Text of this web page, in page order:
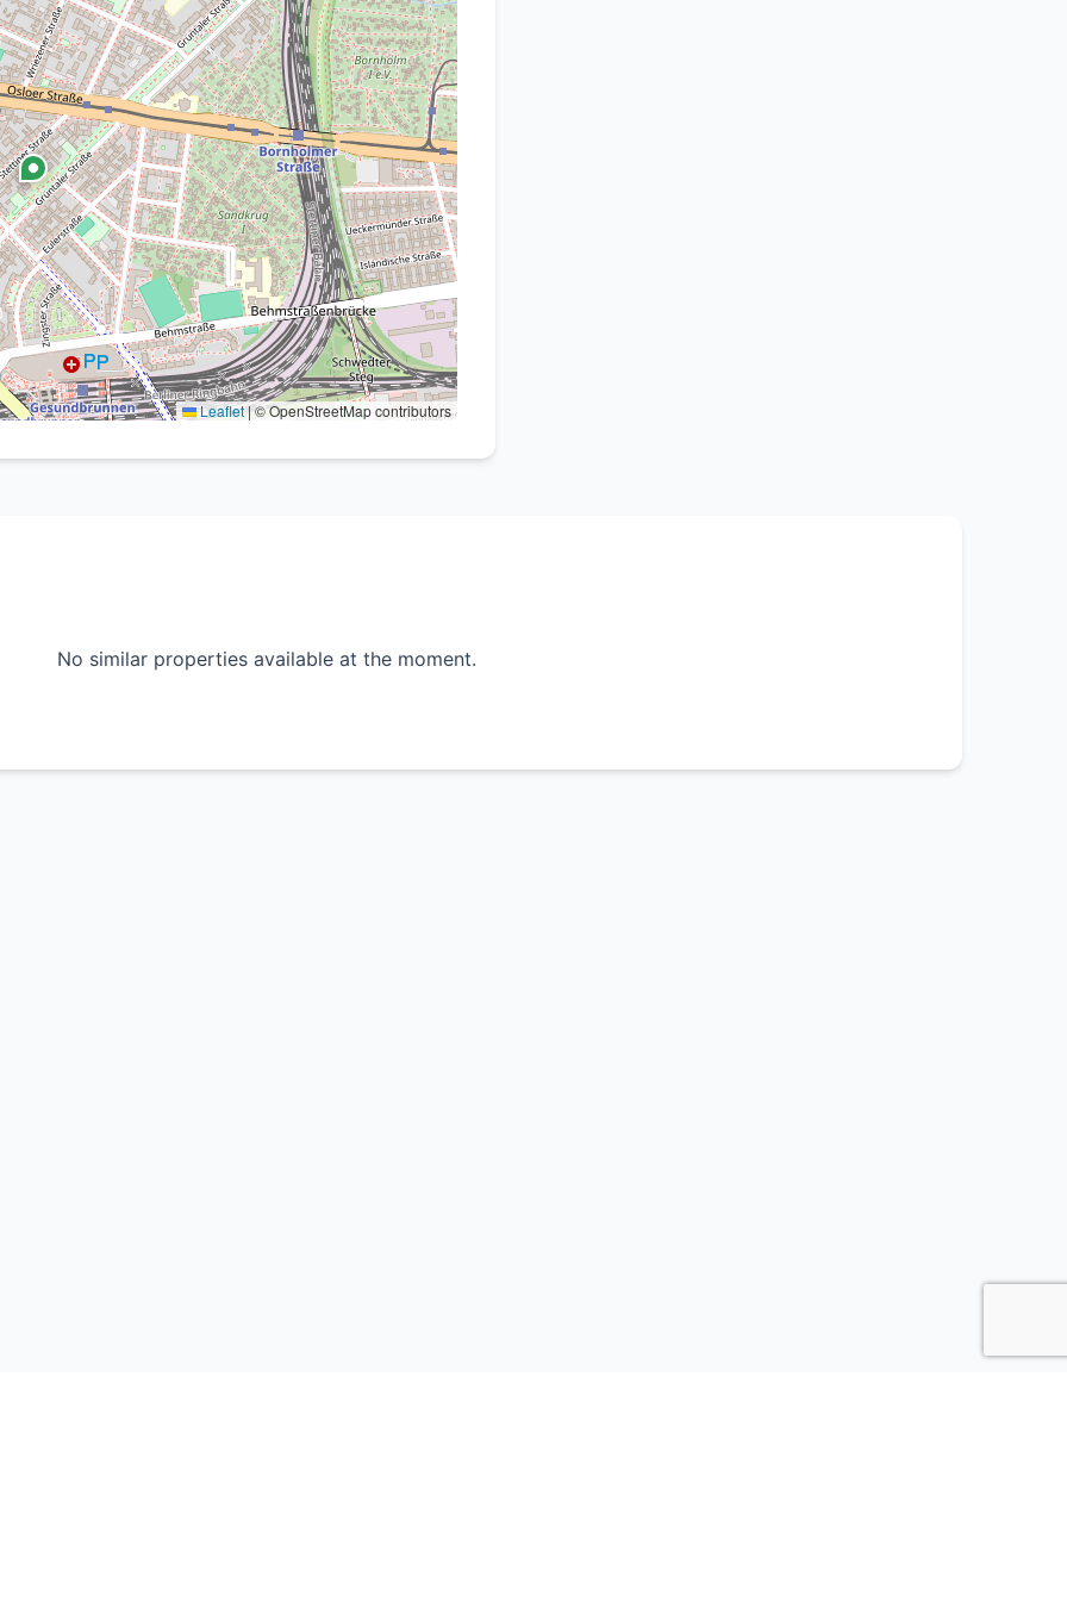
Leaflet|© OpenStreetMap contributors
No similar properties available at the moment.